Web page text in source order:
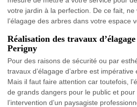
votre jardin à la perfection. De ce fait,
l’élagage des arbres dans votre espace
Réalisation des travaux
Perigny
Pour des raisons de sécurité ou par
travaux d’élagage d’arbre est impérative
Mais il faut faire attention car toutefois,
de grands dangers pour le public et
l’intervention d’un paysagiste